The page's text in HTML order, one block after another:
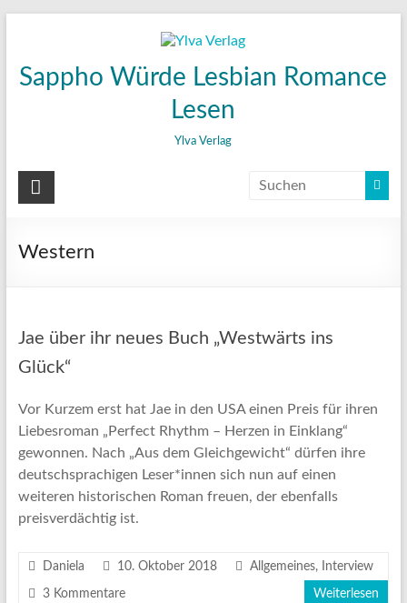
Sappho Würde Lesbian Romance
Lesen
Ylva Verlag
Western
Jae über ihr neues Buch „Westwärts ins
Glück“
Vor Kurzem erst hat Jae in den USA einen Preis für ihren
Liebesroman „Perfect Rhythm – Herzen in Einklang“
gewonnen. Nach „Aus dem Gleichgewicht“ dürfen ihre
deutschsprachigen Leser*innen sich nun auf einen
weiteren historischen Roman freuen, der ebenfalls
preisverdächtig ist.
Daniela 10. Oktober 2018 Allgemeines, Interview
3 Kommentare Weiterlesen